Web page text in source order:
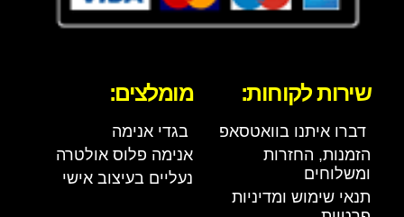
שירות לקוחות:
דברו איתנו בוואטסאפ
הזמנות, החזרות
ומשלוחים
תנאי שימוש ומדיניות
מומלצים:
בגדי אנימה
אנימה פלוס אולטרה
נעליים בעיצוב אישי